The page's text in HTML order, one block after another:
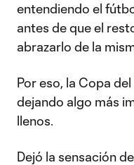
entendiendo el
antes de que el
abrazarlo de la
Por eso, la Copa
dejando algo más
llenos.
Dejó la sensación